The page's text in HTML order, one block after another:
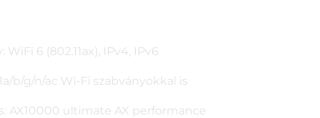
WiFi 6 (802.11ax), IPv4, IPv6
b/g/n/ac Wi-Fi szabványokkal is
AX10000 ultimate AX performance